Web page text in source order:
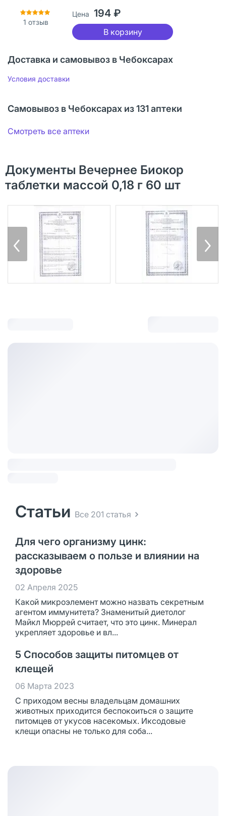
1 отзыв
Цена 194 ₽
В корзину
Доставка и самовывоз в Чебоксарах
Условия доставки
Самовывоз в Чебоксарах из 131 аптеки
Смотреть все аптеки
Документы Вечернее Биокор
таблетки массой 0,18 г 60 шт
Статьи Все 201 статья
Для чего организму цинк:
рассказываем о пользе и влиянии на
здоровье
02 Апреля 2025
Какой микроэлемент можно назвать секретным
агентом иммунитета? Знаменитый диетолог
Майкл Мюррей считает, что это цинк. Минерал
укрепляет здоровье и вл...
5 Способов защиты питомцев от
клещей
06 Марта 2023
С приходом весны владельцам домашних
животных приходится беспокоиться о защите
питомцев от укусов насекомых. Иксодовые
клещи опасны не только для соба...